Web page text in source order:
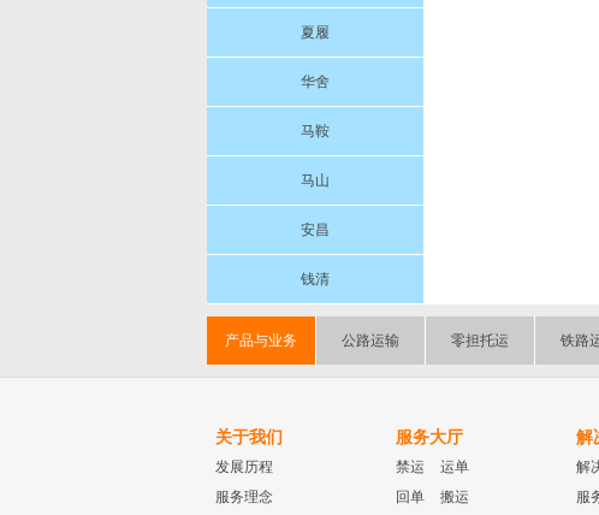
夏履
华舍
马鞍
马山
安昌
钱清
产品与业务 公路运输 零担托运 铁路
关于我们
发展历程
服务理念
服务大厅
禁运
运单
回单
搬运
解
解
服